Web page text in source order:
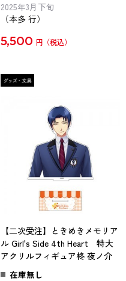
2025年3月下旬
（本多 行）
5,500 円
【二次受注】ときめきメモリア
ル Girl's Side 4th Heart 特大
アクリルフィギュア柊 夜ノ介
在庫無し